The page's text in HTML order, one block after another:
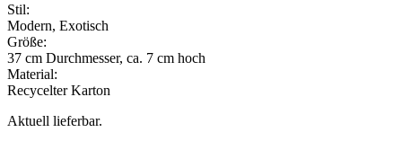
Stil:
Modern, Exotisch
Größe:
37 cm Durchmesser, ca. 7 cm hoch
Material:
Recycelter Karton
Aktuell lieferbar.